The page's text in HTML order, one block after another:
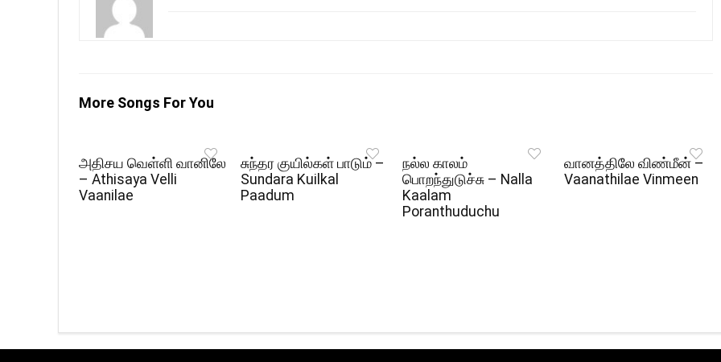
More Songs For You
அதிசய வெள்ளி வானிலே
– Athisaya Velli
Vaanilae
சுந்தர குயில்கள் பாடும் –
Sundara Kuilkal
Paadum
நல்ல காலம்
பொறந்துடுச்சு – Nalla
Kaalam
Poranthuduchu
வானத்திலே விண்மீன் –
Vaanathilae Vinmeen